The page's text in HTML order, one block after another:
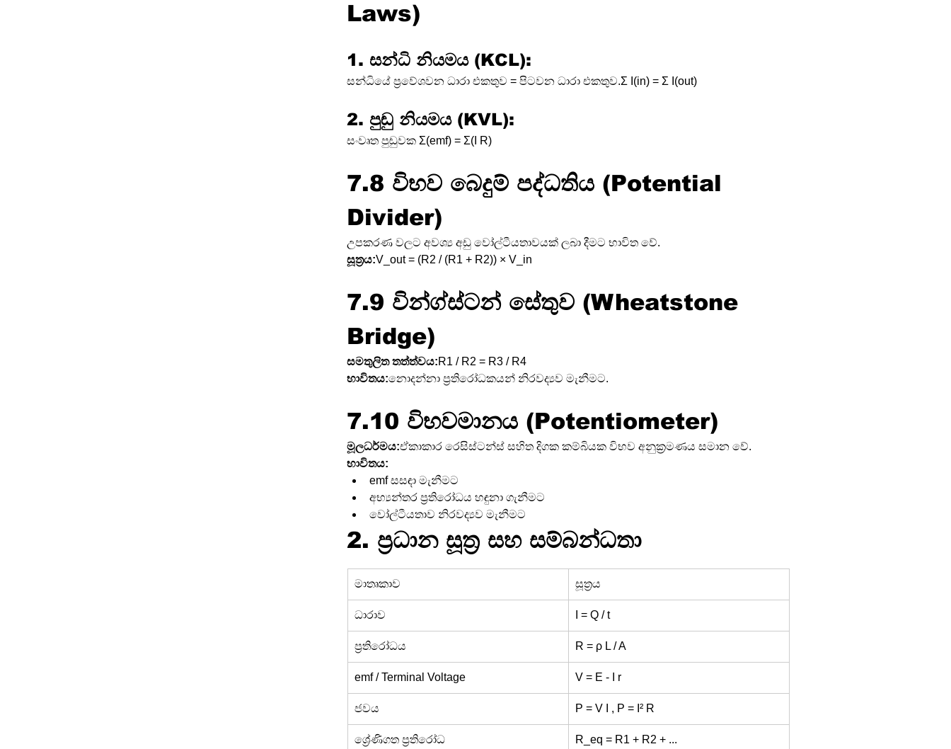
Laws)
1. සන්ධි නියමය (KCL):
සන්ධියේ ප්‍රවේශවන ධාරා එකතුව = පිටවන ධාරා එකතුව.Σ I(in) = Σ I(out)
2. පුඬු නියමය (KVL):
සංවෘත පුඬුවක Σ(emf) = Σ(I R)
7.8 විභව බෙදුම් පද්ධතිය (Potential
Divider)
උපකරණ වලට අවශ්‍ය අඩු වෝල්ටීයතාවයක් ලබා දීමට භාවිත වේ.
සූත්‍රය:V_out = (R2 / (R1 + R2)) × V_in
7.9 වින්ග්ස්ටන් සේතුව (Wheatstone
Bridge)
සමතුලිත තත්ත්වය:R1 / R2 = R3 / R4
භාවිතය:නොදන්නා ප්‍රතිරෝධකයන් නිරවද්‍යව මැනීමට.
7.10 විභවමානය (Potentiometer)
මූලධර්මය:ඒකාකාර රෙසිස්ටන්ස් සහිත දිගක කම්බියක විභව අනුක්‍රමණය සමාන වේ.
භාවිතය:
emf සසඳා මැනීමට
අභ්‍යන්තර ප්‍රතිරෝධය හඳුනා ගැනීමට
වෝල්ටීයතාව නිරවද්‍යව මැනීමට
2. ප්‍රධාන සූත්‍ර සහ සම්බන්ධතා
මාතෘකාව සූත්‍රය
ධාරාව I = Q / t
ප්‍රතිරෝධය R = ρ L / A
emf / Terminal Voltage V = E - I r
ජවය P = V I , P = I² R
ශ්‍රේණිගත ප්‍රතිරෝධ R_eq = R1 + R2 + ...